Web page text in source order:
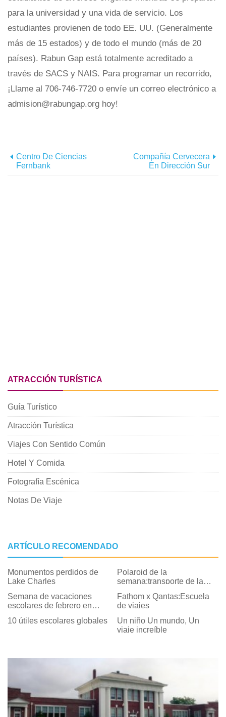
para la universidad y una vida de servicio. Los
estudiantes provienen de todo EE. UU. (Generalmente
más de 15 estados) y de todo el mundo (más de 20
países). Rabun Gap está totalmente acreditado a
través de SACS y NAIS. Para programar un recorrido,
¡Llame al 706-746-7720 o envíe un correo electrónico a
admision@rabungap.org hoy!
Centro De Ciencias
Fernbank
Compañía Cervecera
En Dirección Sur
ATRACCIÓN TURÍSTICA
Guía Turístico
Atracción Turística
Viajes Con Sentido Común
Hotel Y Comida
Fotografía Escénica
Notas De Viaje
ARTÍCULO RECOMENDADO
Monumentos perdidos de
Lake Charles
Polaroid de la
semana:transporte de la
Nicaragua
Semana de vacaciones
escolares de febrero en
Fathom x Qantas:Escuela
de viajes
10 útiles escolares globales
Un niño Un mundo, Un
viaje increíble